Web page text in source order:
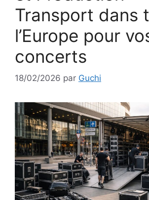
Transport dans
l’Europe pour
concerts
18/02/2026 par Guchi